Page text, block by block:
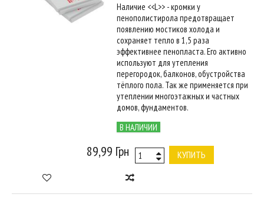
Наличие <<L>> - кромки у
пенополистирола предотвращает
появлению мостиков холода и
сохраняет тепло в 1,5 раза
эффективнее пенопласта. Его активно
используют для утепления
перегородок, балконов, обустройства
тёплого пола. Так же применяется при
утеплении многоэтажных и частных
домов, фундаментов.
В НАЛИЧИИ
89,99 Грн КУПИТЬ